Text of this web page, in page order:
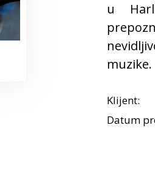
u
muzike.
Klijent:
Datum